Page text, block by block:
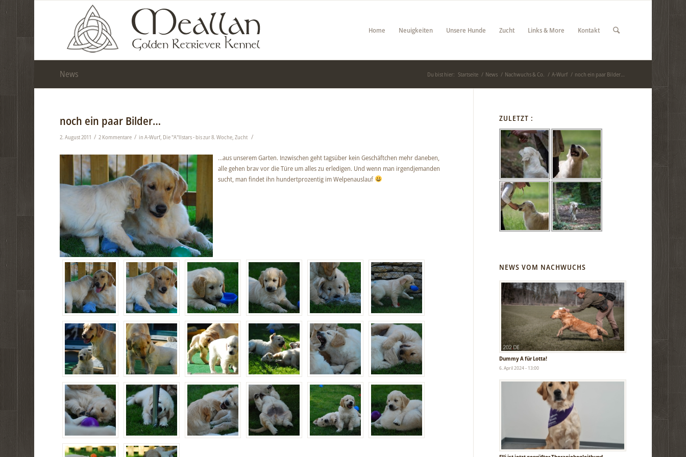
Home Neuigkeiten Unsere Hunde Zucht Links & More Kontakt
News Du bist hier: Startseite / News / Nachwuchs & Co. / A-Wurf / noch ein paar Bilder…
noch ein paar Bilder…
2. August 2011 / 2 Kommentare / inA-Wurf, Die "A"llstars - bis zur 8. Woche,Zucht /
…aus unserem Garten. Inzwischen geht tagsüber kein Geschäftchen mehr daneben,
alle gehen brav vor die Türe um alles zu erledigen. Und wenn man irgendjemanden
sucht, man findet ihn hundertprozentig im Welpenauslauf
ZULETZT :
NEWS VOM NACHWUCHS
Dummy A für Lotta!
6. April 2024 - 13:00